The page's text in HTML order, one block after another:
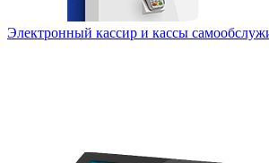
Электронный кассир и кассы